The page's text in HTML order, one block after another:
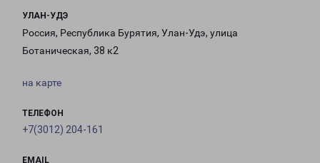
УЛАН-УДЭ
Россия, Республика Бурятия, Улан-Удэ, улица
Ботаническая, 38 к2
на карте
ТЕЛЕФОН
+7(3012) 204-161
EMAIL